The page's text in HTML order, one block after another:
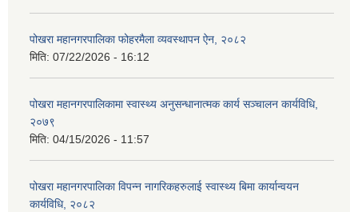
पोखरा महानगरपालिका फोहरमैला व्यवस्थापन ऐन, २०८२
मिति: 07/22/2026 - 16:12
पोखरा महानगरपालिकामा स्वास्थ्य अनुसन्धानात्मक कार्य सञ्चालन कार्यविधि,
२०७९
मिति: 04/15/2026 - 11:57
पोखरा महानगरपालिका विपन्न नागरिकहरुलाई स्वास्थ्य बिमा कार्यान्वयन
कार्यविधि, २०८२